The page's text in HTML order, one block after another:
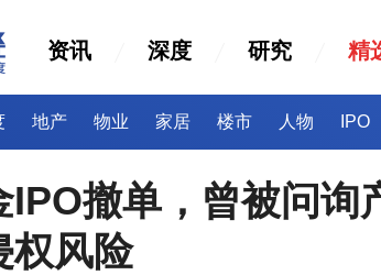
资讯 深度 研究 精
地产 物业 家居 楼市 人物 IPO
IPO撤单，曾被问询
权风险